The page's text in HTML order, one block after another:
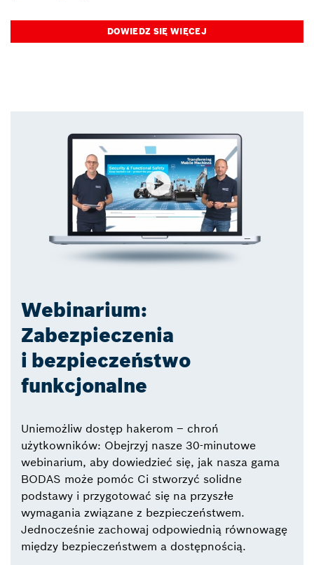
DOWIEDZ SIĘ WIĘCEJ
Webinarium:
Zabezpieczenia
i bezpieczeństwo
funkcjonalne
Uniemożliw dostęp hakerom – chroń
użytkowników: Obejrzyj nasze 30-minutowe
webinarium, aby dowiedzieć się, jak nasza gama
BODAS może pomóc Ci stworzyć solidne
podstawy i przygotować się na przyszłe
wymagania związane z bezpieczeństwem.
Jednocześnie zachowaj odpowiednią równowagę
między bezpieczeństwem a dostępnością.